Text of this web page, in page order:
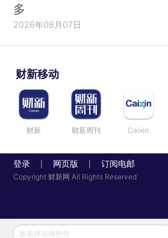
多
2026年08月07日
财新移动
财新 财新周刊 Caixin
登录 网页版 订阅电邮
Copyright 财新网 All Rights Reserved
发表评论得积分